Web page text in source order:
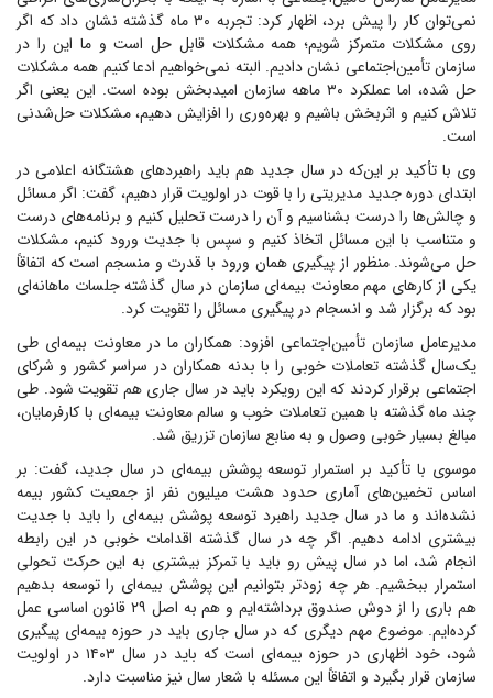
نمی‌توان کار را پیش برد، اظهار کرد: تجربه ۳۰ ماه گذشته نشان داد که اگر
روی مشکلات متمرکز شویم؛ همه مشکلات قابل حل است و ما این را در
سازمان تأمین‌اجتماعی نشان دادیم. البته نمی‌خواهیم ادعا کنیم همه مشکلات
حل شده، اما عملکرد ۳۰ ماهه سازمان امیدبخش بوده است. این یعنی اگر
تلاش کنیم و اثربخش باشیم و بهره‌وری را افزایش دهیم، مشکلات حل‌شدنی
است.
وی با تأکید بر این‌که در سال جدید هم باید راهبرد‌های هشتگانه اعلامی در
ابتدای دوره جدید مدیریتی را با قوت در اولویت قرار دهیم، گفت: اگر مسائل
و چالش‌ها را درست بشناسیم و آن را درست تحلیل کنیم و برنامه‌های درست
و متناسب با این مسائل اتخاذ کنیم و سپس با جدیت ورود کنیم، مشکلات
حل می‌شوند. منظور از پیگیری همان ورود با قدرت و منسجم است که اتفاقاً
یکی از کار‌های مهم معاونت بیمه‌ای سازمان در سال گذشته جلسات ماهانه‌ای
بود که برگزار شد و انسجام در پیگیری مسائل را تقویت کرد.
مدیرعامل سازمان تأمین‌اجتماعی افزود: همکاران ما در معاونت بیمه‌ای طی
یک‌سال گذشته تعاملات خوبی را با بدنه همکاران در سراسر کشور و شرکای
اجتماعی برقرار کردند که این رویکرد باید در سال جاری هم تقویت شود. طی
چند ماه گذشته با همین تعاملات خوب و سالم معاونت بیمه‌ای با کارفرمایان،
مبالغ بسیار خوبی وصول و به منابع سازمان تزریق شد.
موسوی با تأکید بر استمرار توسعه پوشش بیمه‌ای در سال جدید، گفت: بر
اساس تخمین‌های آماری حدود هشت میلیون نفر از جمعیت کشور بیمه
نشده‌اند و ما در سال جدید راهبرد توسعه پوشش بیمه‌ای را باید با جدیت
بیشتری ادامه دهیم. اگر چه در سال گذشته اقدامات خوبی در این رابطه
انجام شد، اما در سال پیش رو باید با تمرکز بیشتری به این حرکت تحولی
استمرار ببخشیم. هر چه زودتر بتوانیم این پوشش بیمه‌ای را توسعه بدهیم
هم باری را از دوش صندوق برداشته‌ایم و هم به اصل ۲۹ قانون اساسی عمل
کرده‌ایم. موضوع مهم دیگری که در سال جاری باید در حوزه بیمه‌ای پیگیری
شود، خود اظهاری در حوزه بیمه‌ای است که باید در سال ۱۴۰۳ در اولویت
سازمان قرار بگیرد و اتفاقاً این مسئله با شعار سال نیز مناسبت دارد.